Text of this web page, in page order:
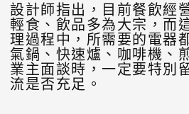
設計師指出，目前餐飲經
輕食、飲品多為大宗，而
理過程中，所需要的電器
氣鍋、快速爐、咖啡機、
業主面談時，一定要特別
流是否充足。